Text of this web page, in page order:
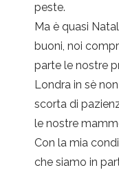
peste.
Ma è quasi
buoni, noi
parte le nostre
Londra in sè
scorta di
le nostre
Con la mia
che siamo in